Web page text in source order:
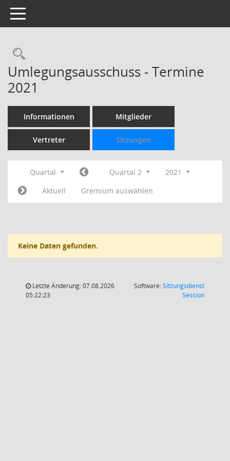
Toggle navigation
Rechercheauswahl
Umlegungsausschuss - Termine
2021
Informationen Mitglieder
Vertreter Sitzungen
Quartal Quartal 2
2021
Aktuell
Gremium auswählen
Keine Daten gefunden.
Letzte Änderung: 07.08.2026
05:22:23
Software:Sitzungsdienst
Session(Wird in